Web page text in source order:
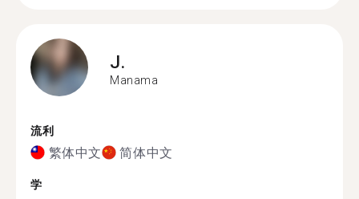
J.
Manama
流利
繁体中文 简体中文
学